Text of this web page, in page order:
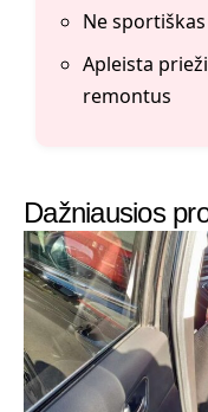
Ne
Apleista
remontus
Dažniausios